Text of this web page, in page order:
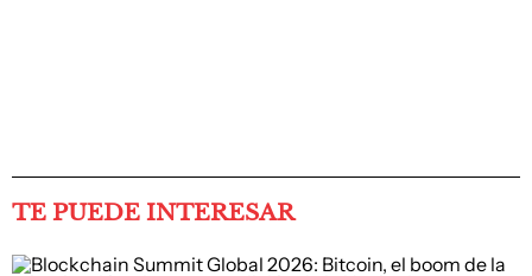
TE PUEDE INTERESAR